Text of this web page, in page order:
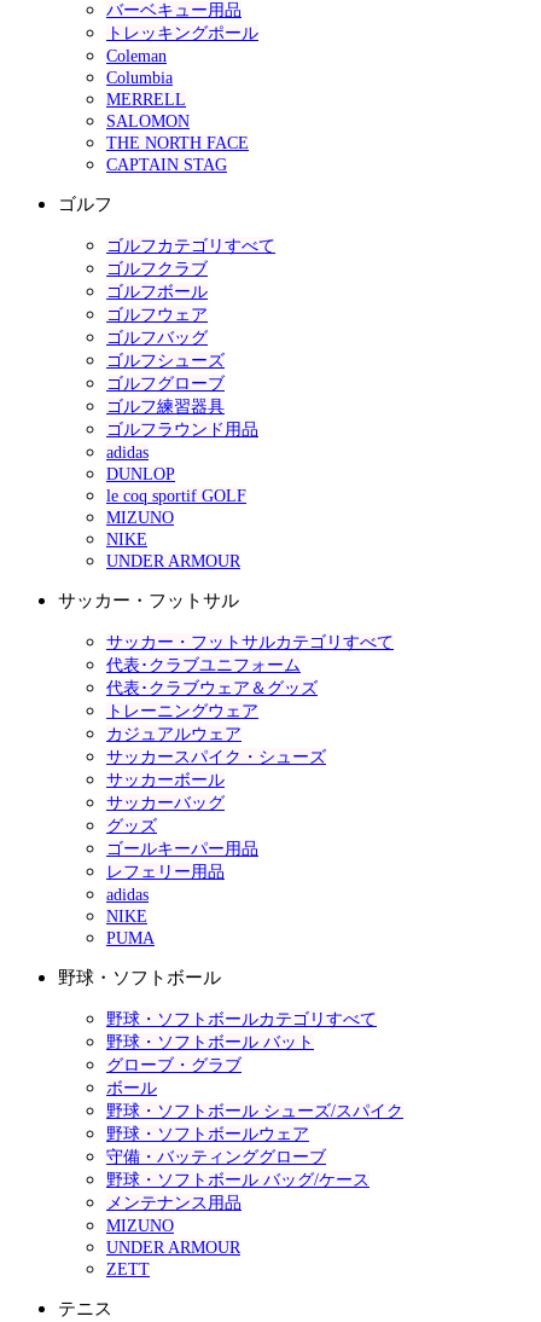
バーベキュー用品
トレッキングポール
Coleman
Columbia
MERRELL
SALOMON
THE NORTH FACE
CAPTAIN STAG
ゴルフ
ゴルフカテゴリすべて
ゴルフクラブ
ゴルフボール
ゴルフウェア
ゴルフバッグ
ゴルフシューズ
ゴルフグローブ
ゴルフ練習器具
ゴルフラウンド用品
adidas
DUNLOP
le coq sportif GOLF
MIZUNO
NIKE
UNDER ARMOUR
サッカー・フットサル
サッカー・フットサルカテゴリすべて
代表･クラブユニフォーム
代表･クラブウェア＆グッズ
トレーニングウェア
カジュアルウェア
サッカースパイク・シューズ
サッカーボール
サッカーバッグ
グッズ
ゴールキーパー用品
レフェリー用品
adidas
NIKE
PUMA
野球・ソフトボール
野球・ソフトボールカテゴリすべて
野球・ソフトボール バット
グローブ・グラブ
ボール
野球・ソフトボール シューズ/スパイク
野球・ソフトボールウェア
守備・バッティンググローブ
野球・ソフトボール バッグ/ケース
メンテナンス用品
MIZUNO
UNDER ARMOUR
ZETT
テニス